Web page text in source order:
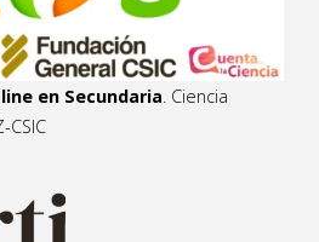
en Secundaria. Ciencia
CSIC